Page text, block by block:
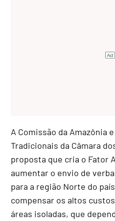
A Comissão da Amazônia
Tradicionais da Câmara
proposta que cria o Fator
aumentar o envio de
para a região Norte do
compensar os altos
áreas isoladas, que